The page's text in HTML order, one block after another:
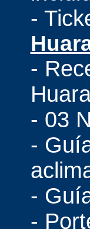
-
-
- 03
-
-
-